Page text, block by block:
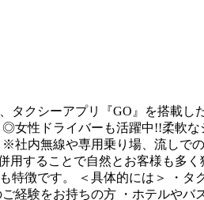
タクシーアプリ『GO』を搭載
女性ドライバーも活躍中!!柔軟
社内無線や専用乗り場、流しで
用することで自然とお客様も多
特徴です。 ＜具体的には＞ ・
経験をお持ちの方 ・ホテルや